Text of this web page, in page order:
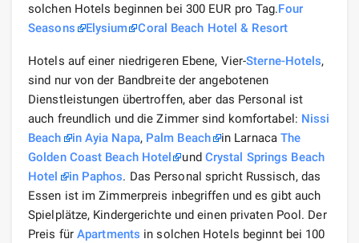
solchen Hotels beginnen bei 300 EUR pro Tag.Four
Seasons
Elysium Coral Beach Hotel & Resort
Hotels auf einer niedrigeren Ebene, Vier-Sterne-Hotels,
sind nur von der Bandbreite der angebotenen
Dienstleistungen übertroffen, aber das Personal ist
auch freundlich und die Zimmer sind komfortabel: Nissi
Beach
in Ayia Napa, Palm Beach in LarnacaThe
Golden Coast Beach Hotel
und Crystal Springs Beach
Hotel
in Paphos. Das Personal spricht Russisch, das
Essen ist im Zimmerpreis inbegriffen und es gibt auch
Spielplätze, Kindergerichte und einen privaten Pool. Der
Preis für Apartments in solchen Hotels beginnt bei 100